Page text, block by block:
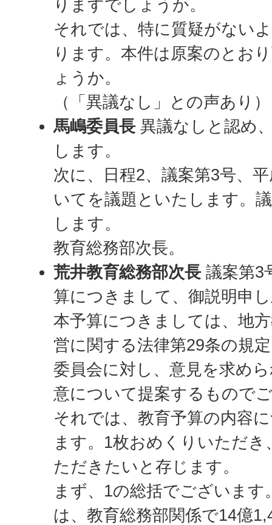
りますでしょうか。
それでは、特に質疑がない
ります。本件は原案のとお
ょうか。
（「異議なし」との声あり）
馬嶋委員長 異議なしと認め
します。
次に、日程2、議案第3号、
いてを議題といたします。
します。
教育総務部次長。
荒井教育総務部次長 議案第3
算につきまして、御説明申
本予算につきましては、地
営に関する法律第29条の規
委員会に対し、意見を求め
意について提案するもので
それでは、教育予算の内容
ます。1枚おめくりいただ
ただきたいと存じます。
まず、1の総括でございま
は、教育総務部関係で14億